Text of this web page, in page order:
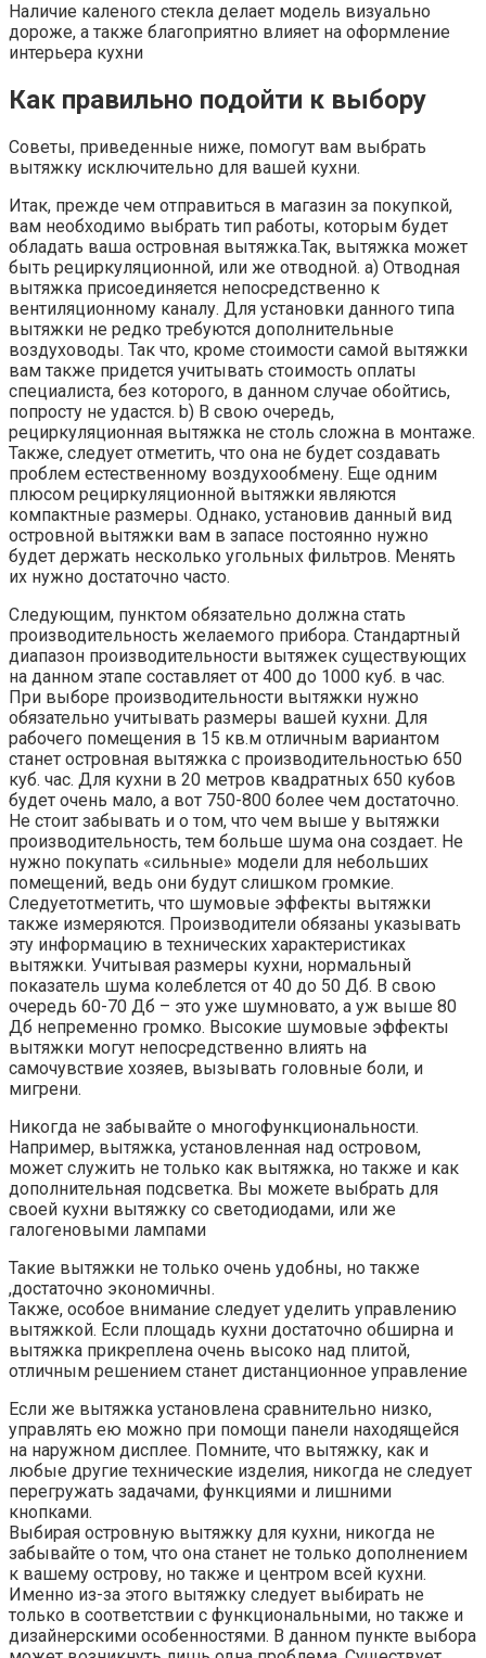
Наличие каленого стекла делает модель визуально
дороже, а также благоприятно влияет на оформление
интерьера кухни
Как правильно подойти к выбору
Советы, приведенные ниже, помогут вам выбрать
вытяжку исключительно для вашей кухни.
Итак, прежде чем отправиться в магазин за покупкой,
вам необходимо выбрать тип работы, которым будет
обладать ваша островная вытяжка.Так, вытяжка может
быть рециркуляционной, или же отводной. a) Отводная
вытяжка присоединяется непосредственно к
вентиляционному каналу. Для установки данного типа
вытяжки не редко требуются дополнительные
воздуховоды. Так что, кроме стоимости самой вытяжки
вам также придется учитывать стоимость оплаты
специалиста, без которого, в данном случае обойтись,
попросту не удастся. b) В свою очередь,
рециркуляционная вытяжка не столь сложна в монтаже.
Также, следует отметить, что она не будет создавать
проблем естественному воздухообмену. Еще одним
плюсом рециркуляционной вытяжки являются
компактные размеры. Однако, установив данный вид
островной вытяжки вам в запасе постоянно нужно
будет держать несколько угольных фильтров. Менять
их нужно достаточно часто.
Следующим, пунктом обязательно должна стать
производительность желаемого прибора. Стандартный
диапазон производительности вытяжек существующих
на данном этапе составляет от 400 до 1000 куб. в час.
При выборе производительности вытяжки нужно
обязательно учитывать размеры вашей кухни. Для
рабочего помещения в 15 кв.м отличным вариантом
станет островная вытяжка с производительностью 650
куб. час. Для кухни в 20 метров квадратных 650 кубов
будет очень мало, а вот 750-800 более чем достаточно.
Не стоит забывать и о том, что чем выше у вытяжки
производительность, тем больше шума она создает. Не
нужно покупать «сильные» модели для небольших
помещений, ведь они будут слишком громкие.
Следуетотметить, что шумовые эффекты вытяжки
также измеряются. Производители обязаны указывать
эту информацию в технических характеристиках
вытяжки. Учитывая размеры кухни, нормальный
показатель шума колеблется от 40 до 50 Дб. В свою
очередь 60-70 Дб – это уже шумновато, а уж выше 80
Дб непременно громко. Высокие шумовые эффекты
вытяжки могут непосредственно влиять на
самочувствие хозяев, вызывать головные боли, и
мигрени.
Никогда не забывайте о многофункциональности.
Например, вытяжка, установленная над островом,
может служить не только как вытяжка, но также и как
дополнительная подсветка. Вы можете выбрать для
своей кухни вытяжку со светодиодами, или же
галогеновыми лампами
Такие вытяжки не только очень удобны, но также
,достаточно экономичны.
Также, особое внимание следует уделить управлению
вытяжкой. Если площадь кухни достаточно обширна и
вытяжка прикреплена очень высоко над плитой,
отличным решением станет дистанционное управление
Если же вытяжка установлена сравнительно низко,
управлять ею можно при помощи панели находящейся
на наружном дисплее. Помните, что вытяжку, как и
любые другие технические изделия, никогда не следует
перегружать задачами, функциями и лишними
кнопками.
Выбирая островную вытяжку для кухни, никогда не
забывайте о том, что она станет не только дополнением
к вашему острову, но также и центром всей кухни.
Именно из-за этого вытяжку следует выбирать не
только в соответствии с функциональными, но также и
дизайнерскими особенностями. В данном пункте выбора